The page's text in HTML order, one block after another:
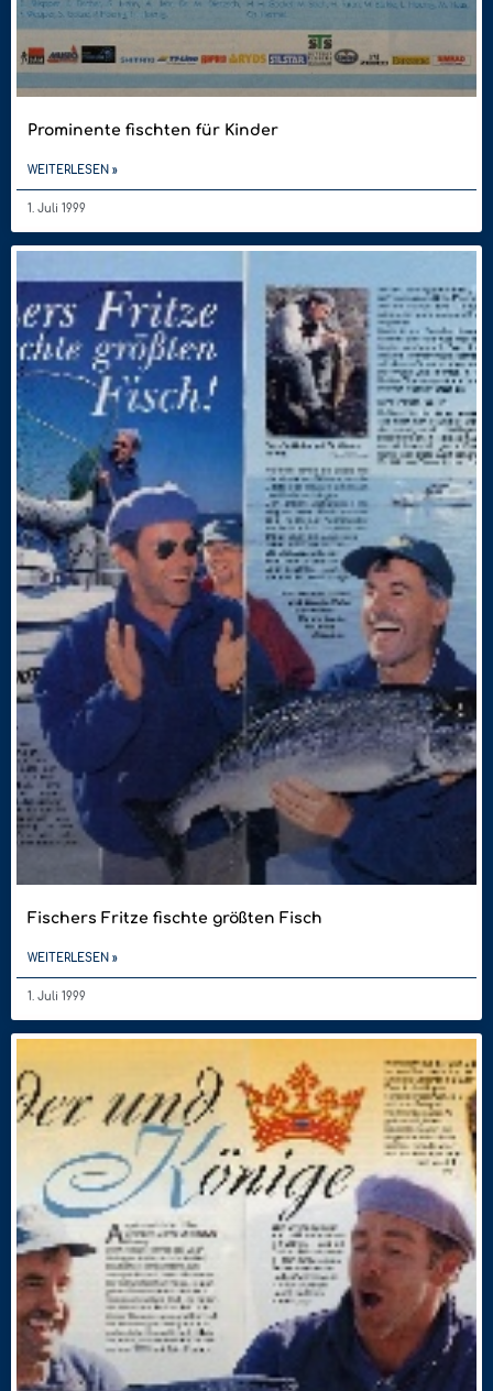
Prominente fischten für Kinder
WEITERLESEN »
1. Juli 1999
Fischers Fritze fischte größten Fisch
WEITERLESEN »
1. Juli 1999